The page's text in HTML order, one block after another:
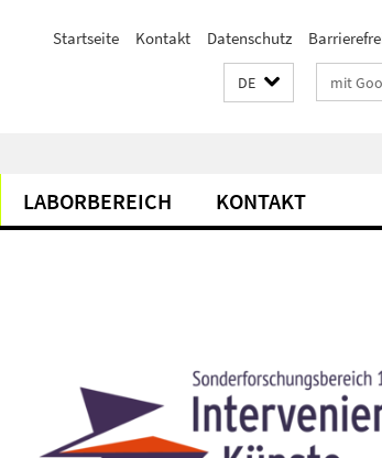
Startseite Kontakt Datenschutz
DE
LABORBEREICH KONTAKT